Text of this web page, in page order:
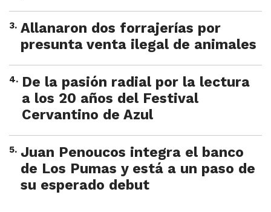
3. Allanaron dos forrajerías por
presunta venta ilegal de animales
4. De la pasión radial por la lectura
a los 20 años del Festival
Cervantino de Azul
5. Juan Penoucos integra el banco
de Los Pumas y está a un paso de
su esperado debut